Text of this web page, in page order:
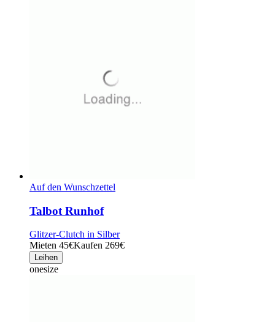
Auf den Wunschzettel
Talbot Runhof
Glitzer-Clutch in Silber
Mieten 45€Kaufen 269€
Leihen
onesize